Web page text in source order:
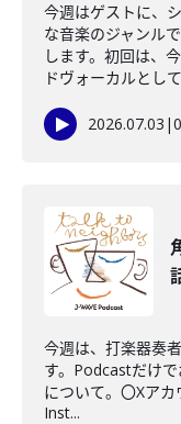
今週はゲストに、
な音楽のジャンル
します。初回は、
ドヴォーカルとし
2026.07.03 |
今週は、打楽器奏
す。Podcastだけ
について。〇Xア
Inst...